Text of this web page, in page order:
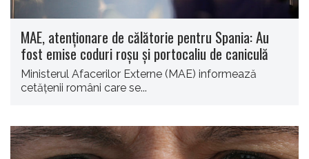
MAE, atenţionare de călătorie pentru Spania: Au
fost emise coduri roşu şi portocaliu de caniculă
Ministerul Afacerilor Externe (MAE) informează
cetăţenii români care se...